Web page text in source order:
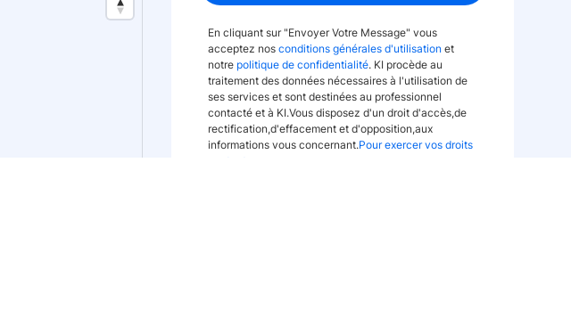
En cliquant sur "Envoyer Votre Message" vous
acceptez nos conditions générales d'utilisation et
notre politique de confidentialité. KI procède au
traitement des données nécessaires à l'utilisation de
ses services et sont destinées au professionnel
contacté et à KI.Vous disposez d'un droit d'accès,de
rectification,d'effacement et d'opposition,aux
informations vous concernant.Pour exercer vos droits